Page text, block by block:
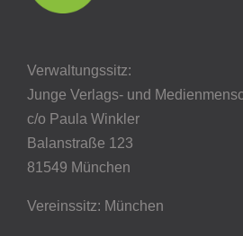
Verwaltungssitz:
Junge Verlags- und
c/o Paula Winkler
Balanstraße 123
81549 München
Vereinssitz: München